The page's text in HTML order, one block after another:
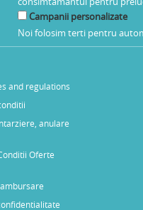
Campanii personalizate
Noi folosim terti pentru
and regulations
anulare
Oferte